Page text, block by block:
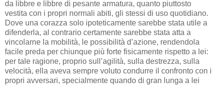
da libbre e libbre di pesante armatura, quanto piuttosto
vestita con i propri normali abiti, gli stessi di uso quotidiano.
Dove una corazza solo ipoteticamente sarebbe stata utile a
difenderla, al contrario certamente sarebbe stata atta a
vincolarne la mobilità, le possibilità d’azione, rendendola
facile preda per chiunque più forte fisicamente rispetto a lei:
per tale ragione, proprio sull’agilità, sulla destrezza, sulla
velocità, ella aveva sempre voluto condurre il confronto con i
propri avversari, specialmente quando di gran lunga a lei